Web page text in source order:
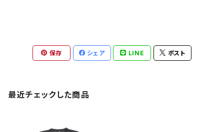
保存 シェア LINE ポスト
最近チェックした商品